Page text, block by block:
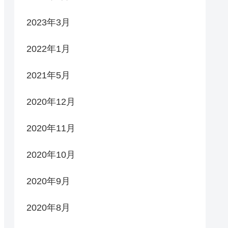
2023年3月
2022年1月
2021年5月
2020年12月
2020年11月
2020年10月
2020年9月
2020年8月